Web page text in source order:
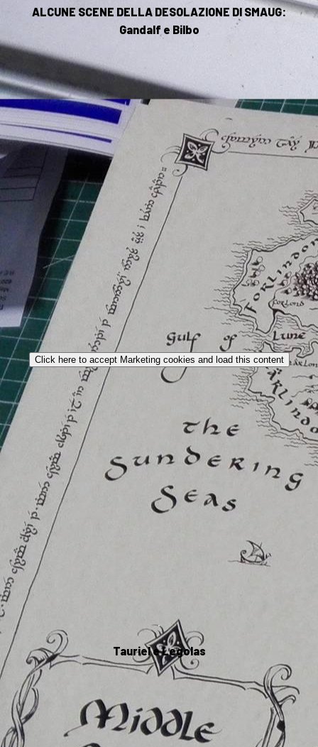
ALCUNE SCENE DELLA DESOLAZIONE DI SMAUG:
Gandalf e Bilbo
Click here to accept Marketing cookies and load this content
.
Tauriel e Legolas